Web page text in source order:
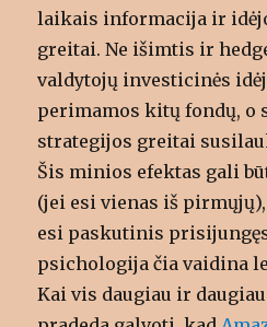
laikais informacija ir
greitai. Ne išimtis ir
valdytojų investicinės
perimamos kitų fondų, o
strategijos greitai
Šis minios efektas gali
(jei esi vienas iš
esi paskutinis
psichologija čia vaidina
Kai vis daugiau ir